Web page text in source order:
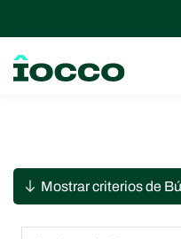
Mostrar criterios de